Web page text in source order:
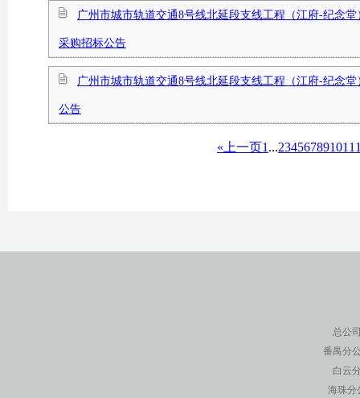
广州市城市轨道交通8号线北延段支线工程（江府-纪念
采购招标公告
广州市城市轨道交通8号线北延段支线工程（江府-纪念
公告
«上一页1 ...234567891011
总公
番禺分
白云
海珠分